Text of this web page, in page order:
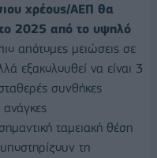
χρέους/ΑΕΠ θα
2025 από το υψηλό
απότομες μειώσεις σε
εξακολουθεί να είναι 3
συνθήκες
ανάγκες
ταμειακή θέση
τη